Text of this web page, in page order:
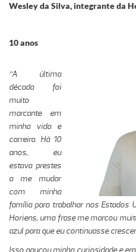
Wesley da Silva, integrante da
10 anos
“A última
década foi
muito
marcante em
minha vida e
carreira. Há 10
anos, eu
estava prestes
a me mudar
com minha
família para trabalhar nos Estados
Horiens, uma frase me marcou
azul para que eu continuasse
Isso aguçou minha curiosidade e